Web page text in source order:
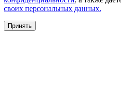
своих персональных данных.
Принять